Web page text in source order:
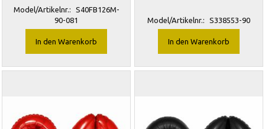
Model/Artikelnr.:
S40FB126M-
90-081
In den Warenkorb
Model/Artikelnr.: S338553-90
In den Warenkorb